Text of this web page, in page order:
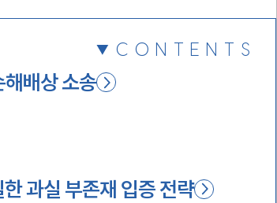
CONTENTS
배상 소송
과실 부존재 입증 전략